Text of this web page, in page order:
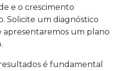
e o crescimento
Solicite um diagnóstico
apresentaremos um plano
é fundamental